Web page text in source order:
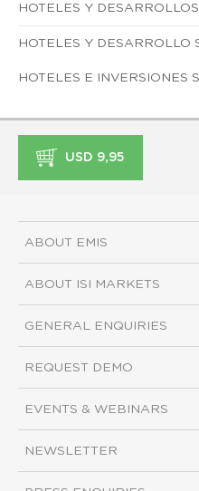
HOTELES Y DESARROLLOS
HOTELES Y DESARROLLO
HOTELES E INVERSIONES
USD 9,95
ABOUT EMIS
ABOUT ISI MARKETS
GENERAL ENQUIRIES
REQUEST DEMO
EVENTS & WEBINARS
NEWSLETTER